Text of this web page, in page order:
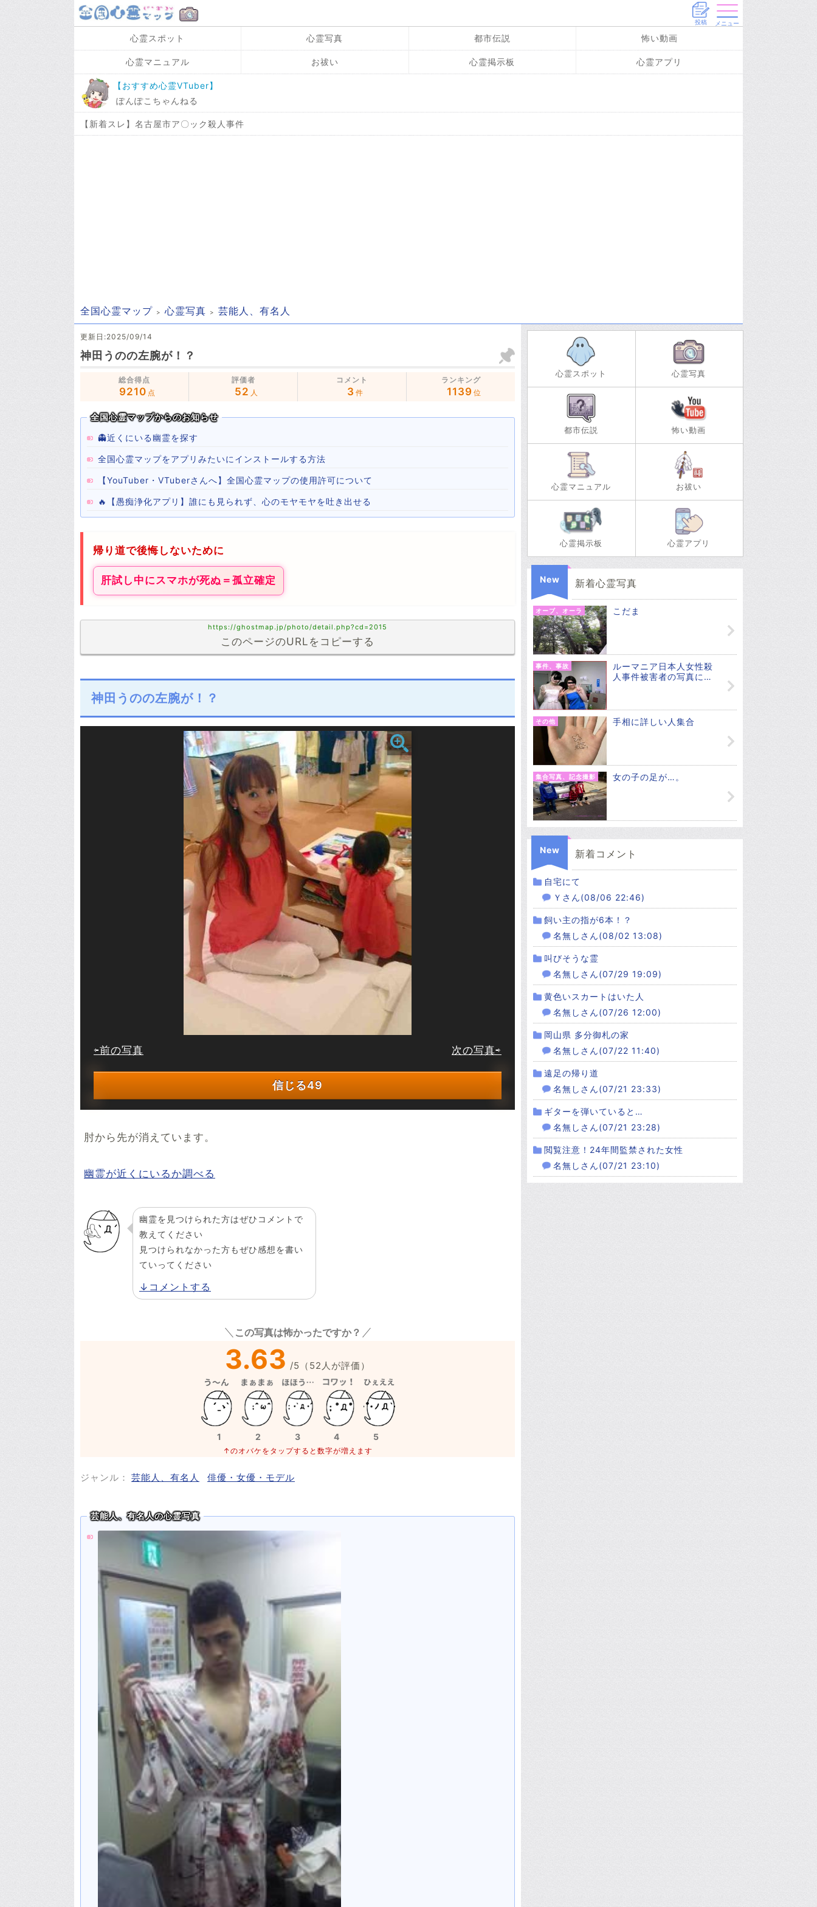
投稿 メニュー
心霊スポット 心霊写真 都市伝説 怖い動画
心霊マニュアル お祓い 心霊掲示板 心霊アプリ
【おすすめ心霊VTuber】
ぽんぽこちゃんねる
【新着スレ】名古屋市ア〇ック殺人事件
全国心霊マップ 心霊写真 芸能人、有名人
更新日:2025/09/14
神田うのの左腕が！？
総合得点
9210 点
評価者
52 人
コメント
3 件
ランキング
1139 位
全国心霊マップからのお知らせ
👻近くにいる幽霊を探す
全国心霊マップをアプリみたいにインストールする方法
【YouTuber・VTuberさんへ】全国心霊マップの使用許可について
🔥【愚痴浄化アプリ】誰にも見られず、心のモヤモヤを吐き出せる
帰り道で後悔しないために
肝試し中にスマホが死ぬ＝孤立確定
https://ghostmap.jp/photo/detail.php?cd=2015
このページのURLをコピーする
神田うのの左腕が！？
⇦前の写真 次の写真⇨
信じる49
肘から先が消えています。
幽霊が近くにいるか調べる
幽霊を見つけられた方はぜひコメントで
教えてください
見つけられなかった方もぜひ感想を書い
ていってください
↓コメントする
この写真は怖かったですか？
3.63 /5 （ 52 人が評価）
1 2 3 4 5
↑のオバケをタップすると数字が増えます
ジャンル： 芸能人、有名人 俳優・女優・モデル
芸能人、有名人の心霊写真
心霊スポット 心霊写真
都市伝説 怖い動画
心霊マニュアル お祓い
心霊掲示板 心霊アプリ
New 新着心霊写真
オーブ、オーラ こだま
事件、事故
ルーマニア日本人女性殺
人事件被害者の写真に…
その他 手相に詳しい人集合
集合写真、記念撮影 女の子の足が…。
New 新着コメント
自宅にて
Ｙさん(08/06 22:46)
飼い主の指が6本！？
名無しさん(08/02 13:08)
叫びそうな霊
名無しさん(07/29 19:09)
黄色いスカートはいた人
名無しさん(07/26 12:00)
岡山県 多分御札の家
名無しさん(07/22 11:40)
遠足の帰り道
名無しさん(07/21 23:33)
ギターを弾いていると…
名無しさん(07/21 23:28)
閲覧注意！24年間監禁された女性
名無しさん(07/21 23:10)